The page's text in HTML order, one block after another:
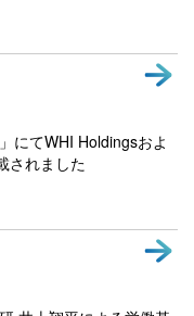
にてWHI Holdingsおよ
されました